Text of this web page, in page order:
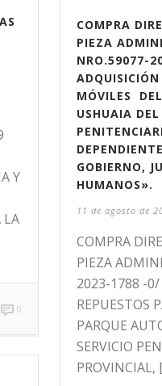
Y
LA
0
COMPRA
PIEZA
NRO.59077-
ADQUISICIÓN
MÓVILES
USHUAIA DEL
GOBIERNO,
HUMANOS».
11 de agosto de
COMPRA
PIEZA
2023-1788 -
REPUESTOS
PARQUE
SERVICIO
PROVINCIAL,